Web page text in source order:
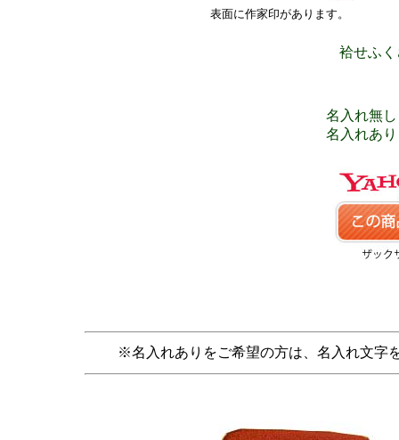
表面に作家印があります。
袷せふ
名入れ無
名入れあ
※名入れありをご希望の方は、名入れ文字